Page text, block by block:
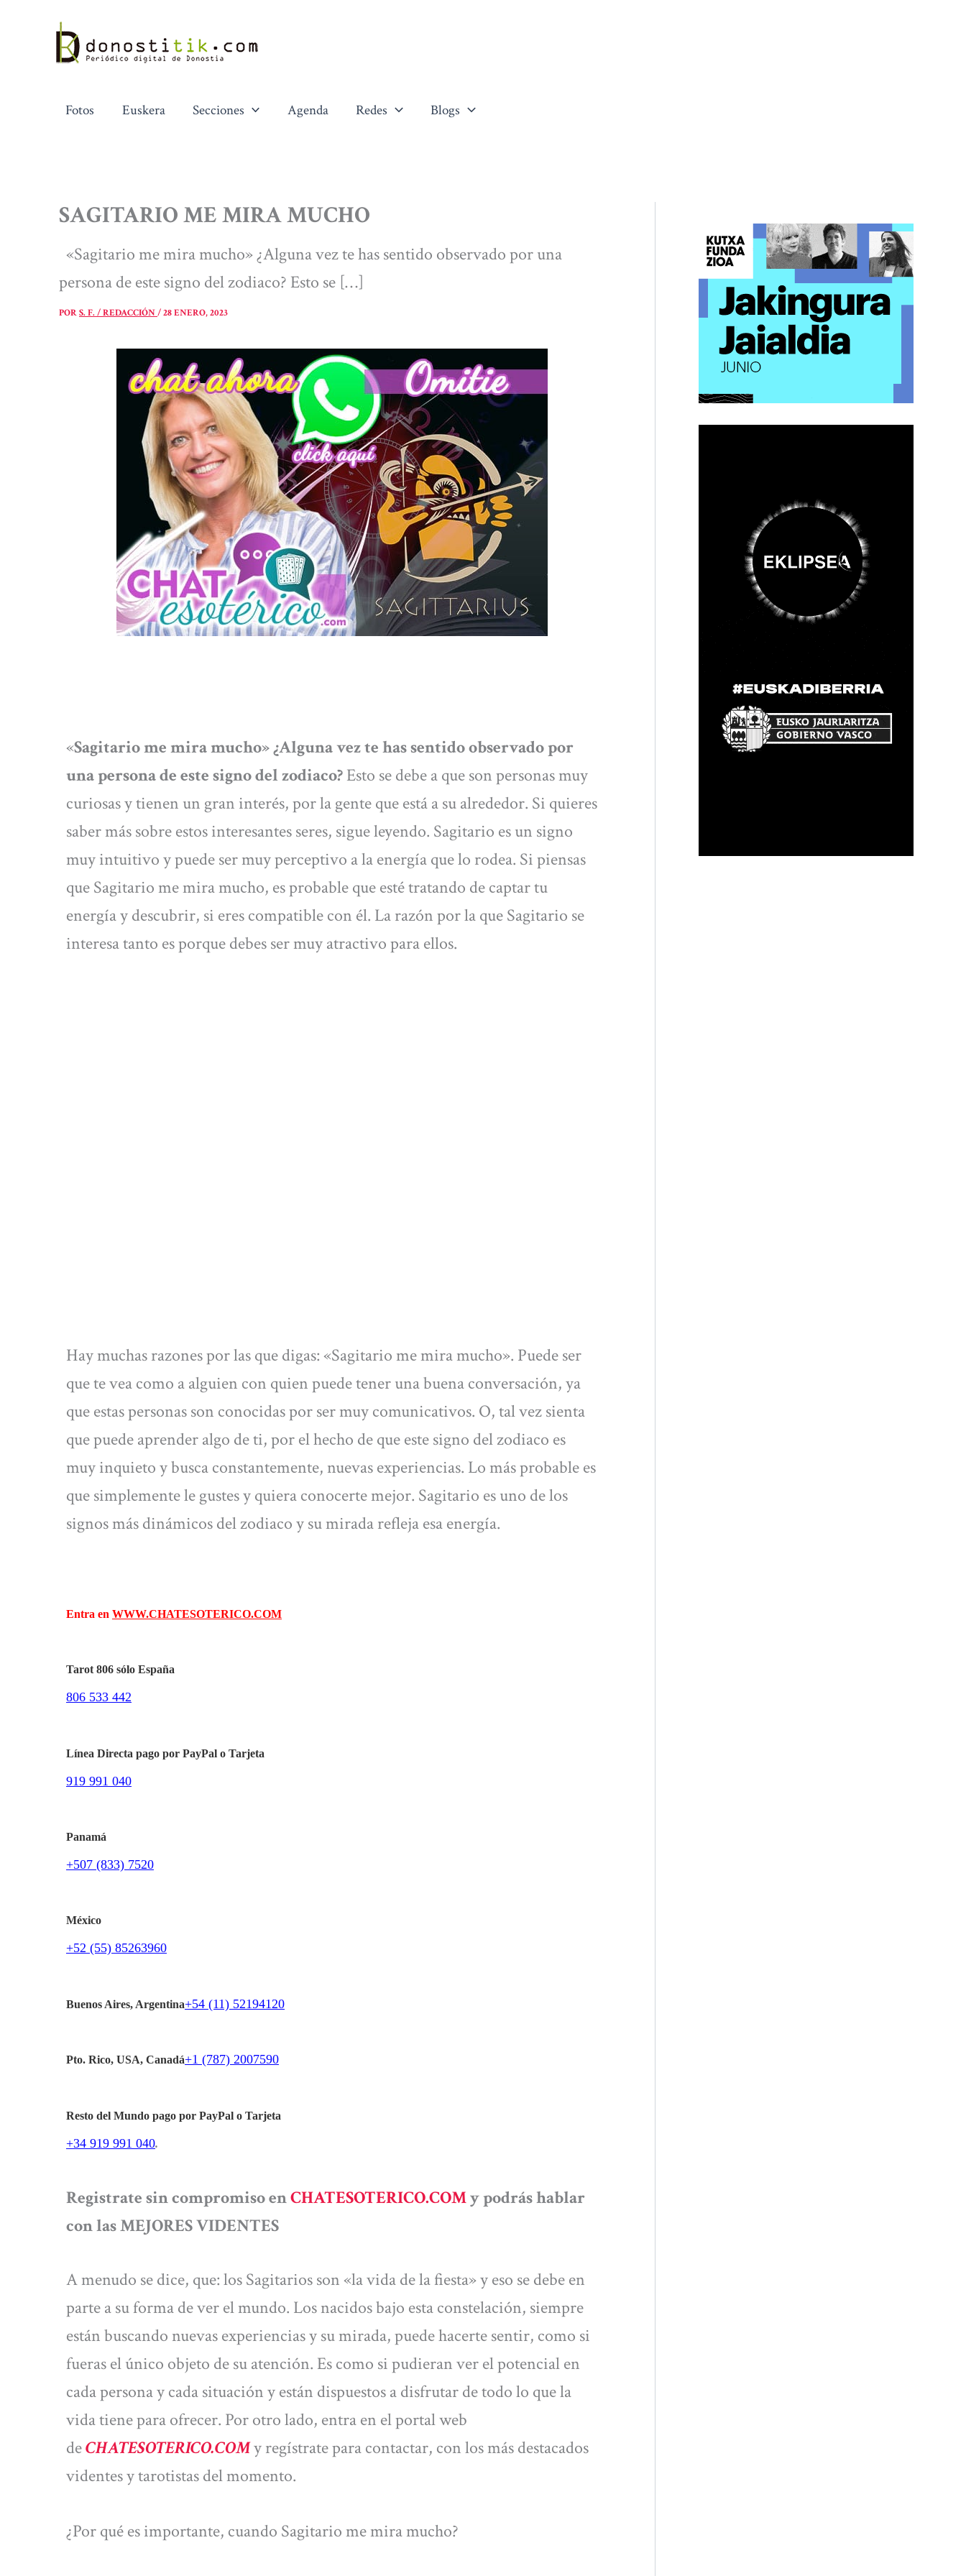
contenido
Fotos Euskera Secciones Agenda Redes Blogs
SAGITARIO ME MIRA MUCHO
«Sagitario me mira mucho» ¿Alguna vez te has sentido observado por una
persona de este signo del zodiaco? Esto se […]
PORS. F. / REDACCIÓN/28 ENERO, 2023
«Sagitario me mira mucho» ¿Alguna vez te has sentido observado por
una persona de este signo del zodiaco?Esto se debe a que son personas muy
curiosas y tienen un gran interés, por la gente que está a su alrededor. Si quieres
saber más sobre estos interesantes seres, sigue leyendo. Sagitario es un signo
muy intuitivo y puede ser muy perceptivo a la energía que lo rodea. Si piensas
que Sagitario me mira mucho, es probable que esté tratando de captar tu
energía y descubrir, si eres compatible con él. La razón por la que Sagitario se
interesa tanto es porque debes ser muy atractivo para ellos.
Hay muchas razones por las que digas: «Sagitario me mira mucho». Puede ser
que te vea como a alguien con quien puede tener una buena conversación, ya
que estas personas son conocidas por ser muy comunicativos. O, tal vez sienta
que puede aprender algo de ti, por el hecho de que este signo del zodiaco es
muy inquieto y busca constantemente, nuevas experiencias. Lo más probable es
que simplemente le gustes y quiera conocerte mejor. Sagitario es uno de los
signos más dinámicos del zodiaco y su mirada refleja esa energía.
Entra en WWW.CHATESOTERICO.COM
Tarot 806 sólo España
806 533 442
Línea Directa pago por PayPal o Tarjeta
919 991 040
Panamá
+507 (833) 7520
México
+52 (55) 85263960
Buenos Aires, Argentina+54 (11) 52194120
Pto. Rico, USA, Canadá+1 (787) 2007590
Resto del Mundo pago por PayPal o Tarjeta
+34 919 991 040.
Registrate sin compromiso enCHATESOTERICO.COMy podrás hablar
con las MEJORES VIDENTES
A menudo se dice, que: los Sagitarios son «la vida de la fiesta» y eso se debe en
parte a su forma de ver el mundo. Los nacidos bajo esta constelación, siempre
están buscando nuevas experiencias y su mirada, puede hacerte sentir, como si
fueras el único objeto de su atención. Es como si pudieran ver el potencial en
cada persona y cada situación y están dispuestos a disfrutar de todo lo que la
vida tiene para ofrecer. Por otro lado, entra en el portal web
deCHATESOTERICO.COMy regístrate para contactar, con los más destacados
videntes y tarotistas del momento.
¿Por qué es importante, cuando Sagitario me mira mucho?